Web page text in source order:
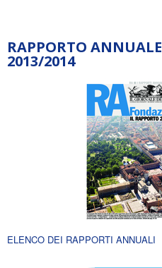
RAPPORTO ANNUALE
2013/2014
ELENCO DEI RAPPORTI ANNUALI